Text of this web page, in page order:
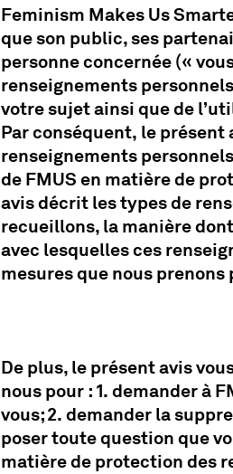
Feminism Makes Us
que son public, ses
personne concernée («
renseignements
votre sujet ainsi que de
Par conséquent, le
renseignements
de FMUS en matière de
avis décrit les types de
recueillons, la manière
avec lesquelles ces
mesures que nous
De plus, le présent avis
nous pour : 1. demander à
vous; 2. demander la
poser toute question que
matière de protection des